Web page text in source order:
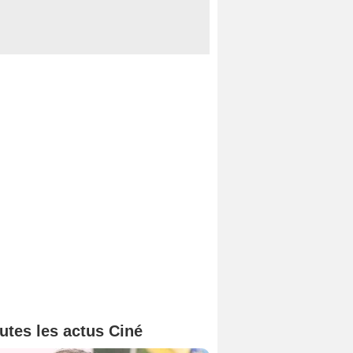
les actus Ciné